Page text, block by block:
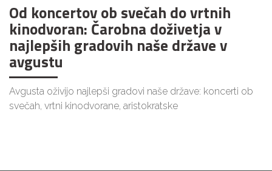
Od koncertov ob svečah do vrtnih
kinodvoran: Čarobna doživetja v
najlepših gradovih naše države v
avgustu
Avgusta oživijo najlepši gradovi naše države: koncerti ob
svečah, vrtni kinodvorane, aristokratske